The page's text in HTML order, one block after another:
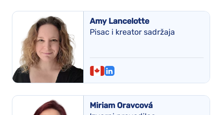
Amy Lancelotte
Pisac i kreator sadržaja
Miriam Oravcová